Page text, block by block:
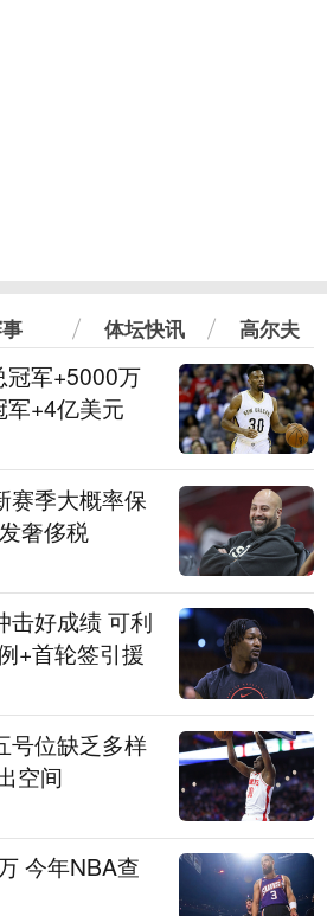
体坛快讯 高尔夫
冠军+5000万
+4亿美元
赛季大概率保
奢侈税
击好成绩 可利
+首轮签引援
号位缺乏多样
空间
今年NBA查